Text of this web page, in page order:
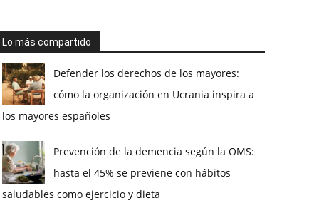
Lo más compartido
Defender los derechos de los mayores:
cómo la organización en Ucrania inspira a
los mayores españoles
Prevención de la demencia según la OMS:
hasta el 45% se previene con hábitos
saludables como ejercicio y dieta